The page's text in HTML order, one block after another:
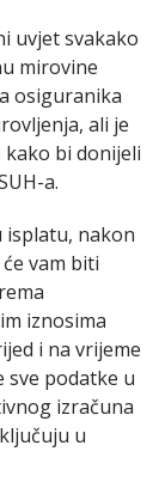
uvjet svakako
mirovine
osiguranika
ali je
bi donijeli
a.
isplatu, nakon
vam biti
iznosima
i na vrijeme
podatke u
izračuna
u